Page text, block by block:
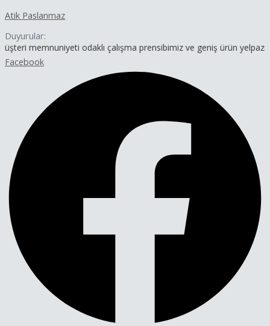
atla
Atik Paslanmaz
Duyurular:
odaklı çalışma prensibimiz ve geniş ürün yelpazemizle
Facebook
dolaşımı